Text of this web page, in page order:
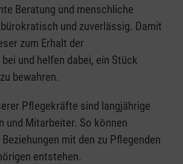
Beratung und menschliche
und zuverlässig. Damit
zum Erhalt der
und helfen dabei, ein Stück
bewahren.
Pflegekräfte sind langjährige
und Mitarbeiter. So können
mit den zu Pflegenden
entstehen.